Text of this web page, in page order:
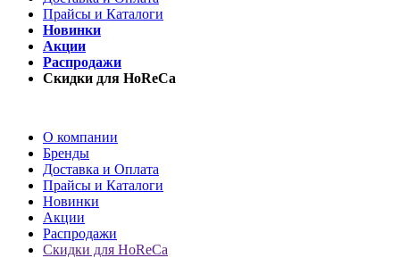
Прайсы и Каталоги
Новинки
Акции
Распродажи
Скидки для HoReCa
О компании
Бренды
Доставка и Оплата
Прайсы и Каталоги
Новинки
Акции
Распродажи
Скидки для HoReCa